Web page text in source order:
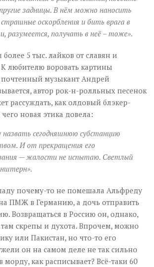
задницы. В нём можно наносить
страшные оскорбления и бить врага в
разумеется, получать в неё – тоже».
более 5 тыс. лайков от славян и
любителю воровать картины
музыкант Андрей
автор рок-н-ролльных песенок
рассуждать, как олдовый блэкер-
новая этика довела:
назвать сегодняшнюю субстанцию
И от прекращения его
— жалости не испытаю. Светлый
почему-то не помешала Альфреду
ПМЖ в Германию, а дочь отправить
Возвращаться в Россию он, однако,
скрепы и духота. Впрочем, можно
или Пакистан, но что-то его
он на самом деле не так сильно
морду, как расписывает? Всё-таки 60